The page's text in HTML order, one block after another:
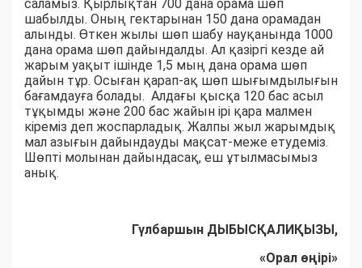
саламыз. Қырлықтан 700 дана орама шөп
шабылды. Оның гектарынан 150 дана орамадан
алынды. Өткен жылы шөп шабу науқанында 1000
дана орама шөп дайындалды. Ал қазіргі кезде ай
жарым уақыт ішінде 1,5 мың дана орама шөп
дайын тұр. Осыған қарап-ақ шөп шығымдылығын
бағамдауға болады. Алдағы қысқа 120 бас асыл
тұқымды және 200 бас жайын ірі қара малмен
кіреміз деп жоспарладық. Жалпы жыл жарымдық
мал азығын дайындауды мақсат-меже етудеміз.
Шөпті молынан дайындасақ, еш ұтылмасымыз
анық.
Гүлбаршын ДЫБЫСҚАЛИҚЫЗЫ,
«Орал өңірі»